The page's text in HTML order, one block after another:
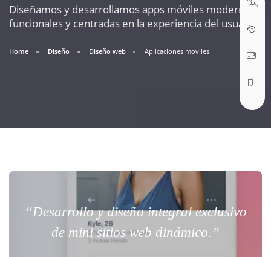
Diseñamos y desarrollamos apps móviles modernas,
funcionales y centradas en la experiencia del usuario.
Home Diseño Diseño web Aplicaciones moviles
“Desarrollo y diseño integral exclusivo
de mini sitios web dinámico.”